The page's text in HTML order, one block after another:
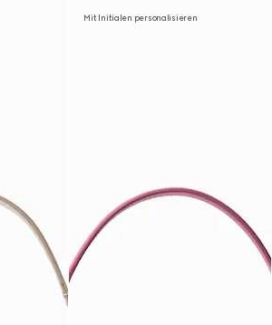
Mit Initialen personalisieren